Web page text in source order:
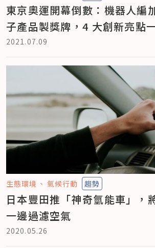
東京奧運開幕倒數：機器人編
子產品製獎牌，4 大創新亮點
2021.07.09
生態環境 氣候行動 趨勢
日本豐田推「神奇氫能車」，
一邊過濾空氣
2020.05.26